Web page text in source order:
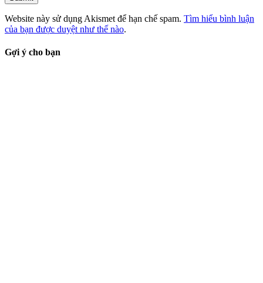
Website này sử dụng Akismet để hạn chế spam. Tìm hiểu bình luận
của bạn được duyệt như thế nào.
Gợi ý cho bạn